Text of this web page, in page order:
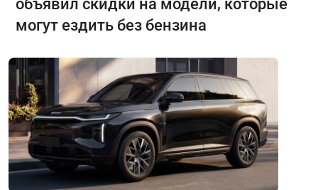
объявил скидки на модели, которые
могут ездить без бензина